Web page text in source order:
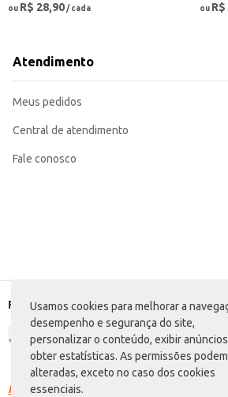
Usamos cookies para melhorar a
desempenho e segurança do site,
personalizar o conteúdo, exibir
obter estatísticas. As permissões
alteradas, exceto no caso dos cookies
essenciais.
ou R$ 28,90/ cada ou
Atendimento
Meus pedidos
Central de atendimento
Fale conosco
Formas de pagamento
Racismo é crime. Denuncie. Disque 100